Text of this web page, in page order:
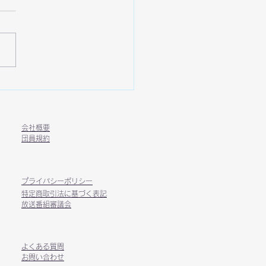
​会社概要
​団員規約​
​プライバシーポリシー​
​特定商取引法に基づく表記​
放送番組審議会
​よくある質問
​お問い合わせ